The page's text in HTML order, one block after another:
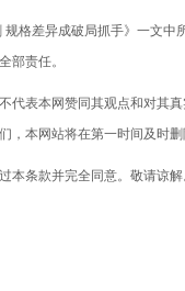
格差异成破局抓手》一文
部责任。
表本网赞同其观点和对其
本网站将在第一时间及时
本条款并完全同意。敬请谅解